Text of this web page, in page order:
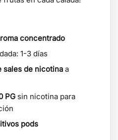
concentrado
1-3 días
sales de nicotina a
PG sin nicotina para
pods